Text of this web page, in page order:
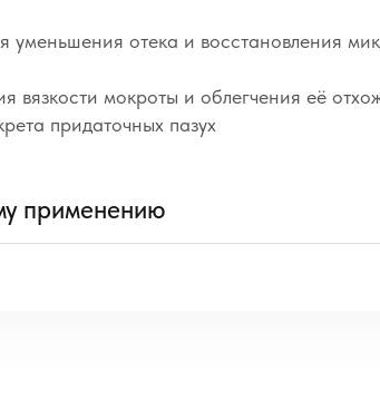
отека и восстановления
вязкости мокроты и облегчения её
придаточных пазух
применению